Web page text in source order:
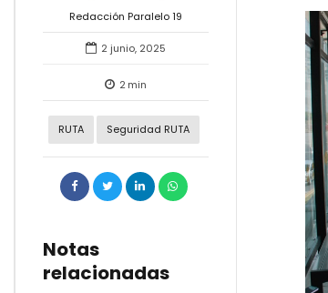
Redacción Paralelo 19
2 junio, 2025
2 min
RUTA Seguridad RUTA
Notas
relacionadas